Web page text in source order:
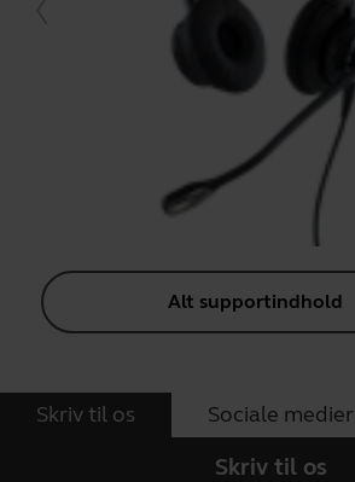
Alt supportindhold
Skriv til os Sociale medier
Skriv til os